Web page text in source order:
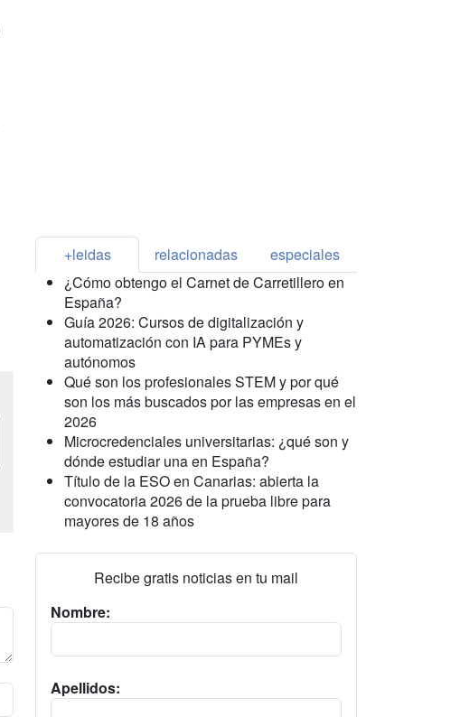
+leidas relacionadas
especiales
¿Cómo obtengo el Carnet de Carretillero en
España?
Guía 2026: Cursos de digitalización y
automatización con IA para PYMEs y
autónomos
Qué son los profesionales STEM y por qué
son los más buscados por las empresas en el
2026
Microcredenciales universitarias: ¿qué son y
dónde estudiar una en España?
Título de la ESO en Canarias: abierta la
convocatoria 2026 de la prueba libre para
mayores de 18 años
Recibe gratis noticias en tu mail
Nombre:
Apellidos: